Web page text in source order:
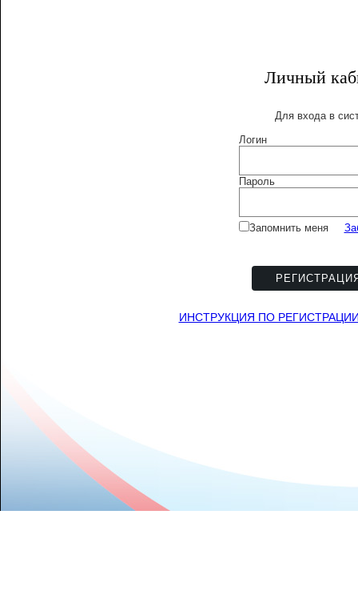
Личный
Для входа в
Логин
Пароль
Запомнить меня
ИНСТРУКЦИЯ ПО